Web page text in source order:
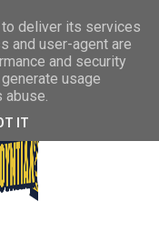
deliver its services
and user-agent are
and security
usage
abuse.
IT